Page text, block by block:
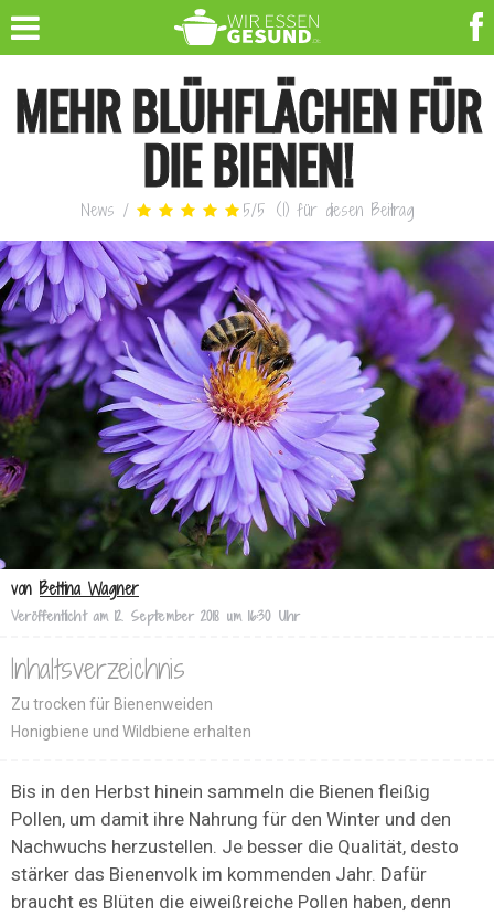
MEHR BLÜHFLÄCHEN FÜR
DIE BIENEN!
News / 5/5 (1) für diesen Beitrag
von Bettina Wagner
Veröffentlicht am 12. September 2018 um 16:30 Uhr
Inhaltsverzeichnis
Zu trocken für Bienenweiden
Honigbiene und Wildbiene erhalten
Bis in den Herbst hinein sammeln die Bienen fleißig
Pollen, um damit ihre Nahrung für den Winter und den
Nachwuchs herzustellen. Je besser die Qualität, desto
stärker das Bienenvolk im kommenden Jahr. Dafür
braucht es Blüten die eiweißreiche Pollen haben, denn